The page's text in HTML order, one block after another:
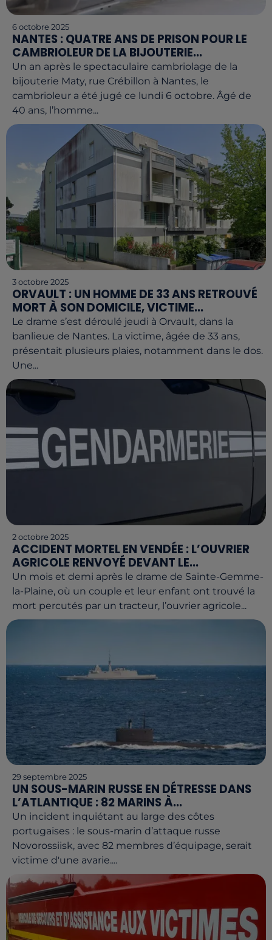
6 octobre 2025
NANTES : QUATRE ANS DE PRISON POUR LE
CAMBRIOLEUR DE LA BIJOUTERIE...
Un an après le spectaculaire cambriolage de la
bijouterie Maty, rue Crébillon à Nantes, le
cambrioleur a été jugé ce lundi 6 octobre. Âgé de
40 ans, l’homme...
3 octobre 2025
ORVAULT : UN HOMME DE 33 ANS RETROUVÉ
MORT À SON DOMICILE, VICTIME...
Le drame s’est déroulé jeudi à Orvault, dans la
banlieue de Nantes. La victime, âgée de 33 ans,
présentait plusieurs plaies, notamment dans le dos.
Une...
2 octobre 2025
ACCIDENT MORTEL EN VENDÉE : L’OUVRIER
AGRICOLE RENVOYÉ DEVANT LE...
Un mois et demi après le drame de Sainte-Gemme-
la-Plaine, où un couple et leur enfant ont trouvé la
mort percutés par un tracteur, l’ouvrier agricole...
29 septembre 2025
UN SOUS-MARIN RUSSE EN DÉTRESSE DANS
L’ATLANTIQUE : 82 MARINS À...
Un incident inquiétant au large des côtes
portugaises : le sous-marin d’attaque russe
Novorossiisk, avec 82 membres d’équipage, serait
victime d'une avarie....